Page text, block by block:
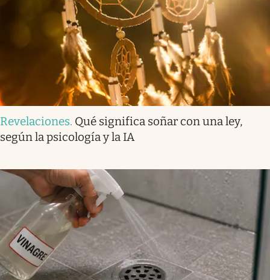
Revelaciones. Qué significa soñar con una ley,
según la psicología y la IA